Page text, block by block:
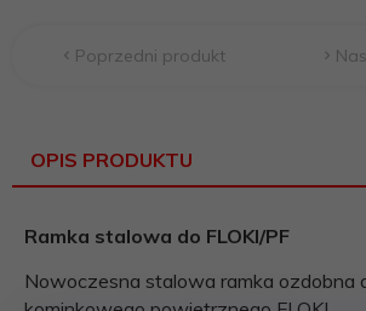
Poprzedni produkt
OPIS PRODUKTU
Ramka stalowa do FLOKI/PF
Nowoczesna stalowa ramka ozdobna